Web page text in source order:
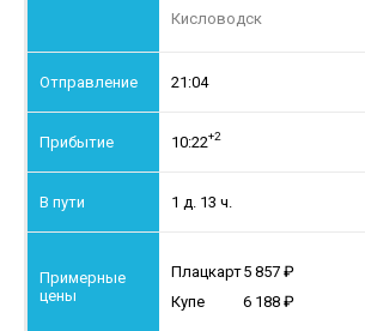
Кисловодск
21:04
10:22+2
1 д. 13 ч.
Плацкарт5 857
Купе
6 188